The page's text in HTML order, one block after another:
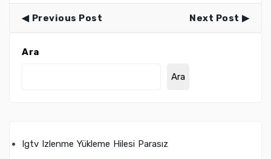
Previous Post Next Post
Ara
Ara
Igtv Izlenme Yükleme Hilesi Parasız